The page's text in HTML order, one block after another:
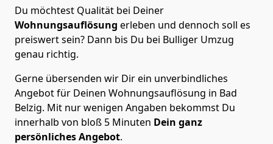
Du möchtest Qualität bei Deiner
Wohnungsauflösung erleben und dennoch soll es
preiswert sein? Dann bis Du bei Bulliger Umzug
genau richtig.
Gerne übersenden wir Dir ein unverbindliches
Angebot für Deinen Wohnungsauflösung in Bad
Belzig. Mit nur wenigen Angaben bekommst Du
innerhalb von bloß 5 Minuten Dein ganz
persönliches Angebot.